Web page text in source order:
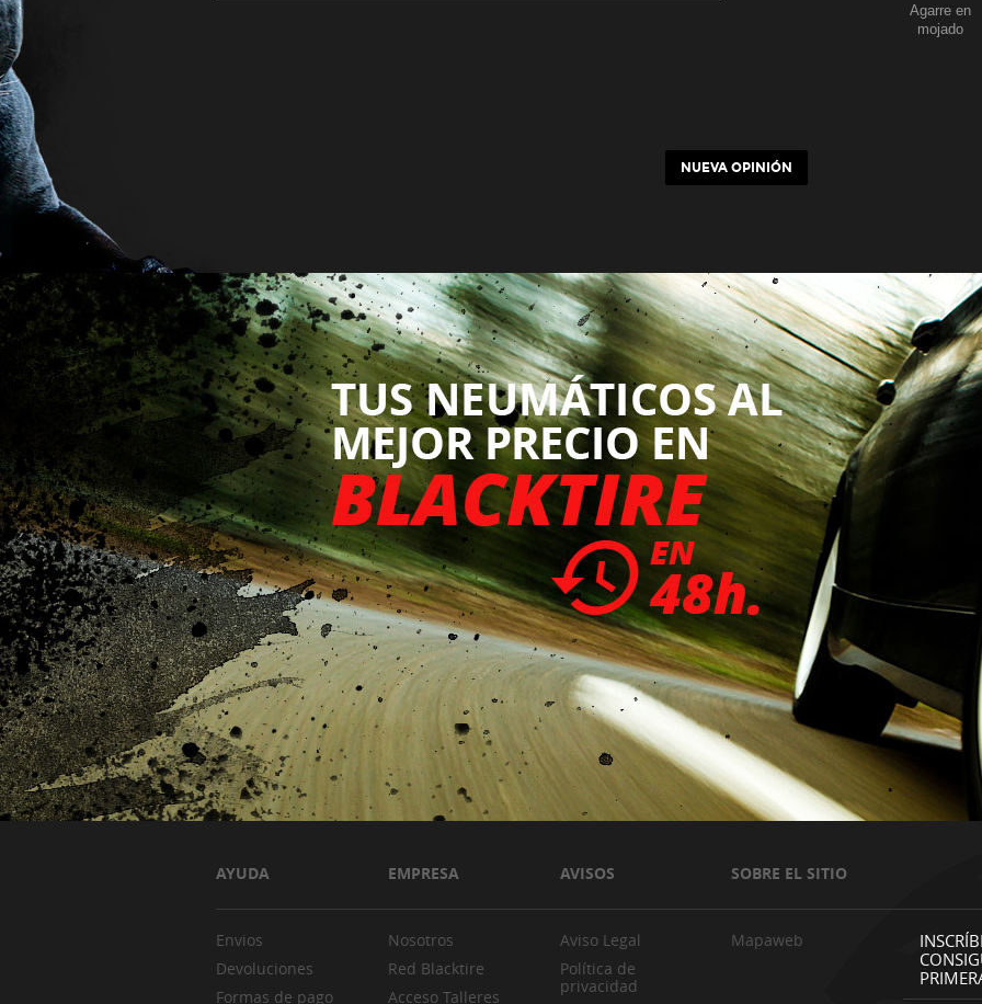
Agarre en
mojado
NUEVA OPINIÓN
AYUDA EMPRESA AVISOS SOBRE EL SITIO
Envios
Devoluciones
Formas de pago
Nosotros
Red Blacktire
Acceso Talleres
Aviso Legal
Política de
privacidad
Mapaweb